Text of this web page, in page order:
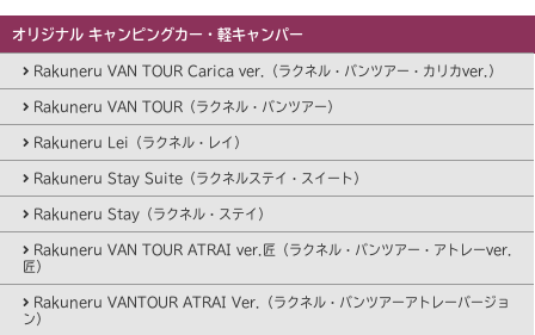
オリジナル キャンピングカー・軽キャンパー
Rakuneru VAN TOUR Carica ver.（ラクネル・バンツアー・カリカver.）
Rakuneru VAN TOUR（ラクネル・バンツアー）
Rakuneru Lei（ラクネル・レイ）
Rakuneru Stay Suite（ラクネルステイ・スイート）
Rakuneru Stay（ラクネル・ステイ）
Rakuneru VAN TOUR ATRAI ver.匠（ラクネル・バンツアー・アトレーver.
匠）
Rakuneru VANTOUR ATRAI Ver.（ラクネル・バンツアーアトレーバージョ
ン）